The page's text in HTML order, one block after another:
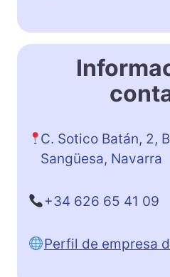
C. Sotico Batán, 2,
Sangüesa, Navarra
+34 626 65 41 09
Perfil de empresa